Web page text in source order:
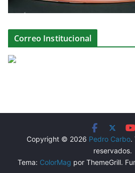
Correo Institucional
Copyright © 2026 Pedro Carbo.
reservados.
Tema: ColorMag por ThemeGrill.